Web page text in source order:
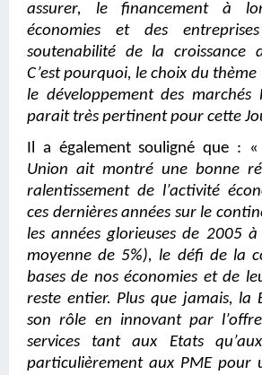
assurer, le financement à
économies et des
soutenabilité de la croissance
C’est pourquoi, le choix du thème
le développement des marchés
parait très pertinent pour cette
Il a également souligné que :
Union ait montré une bonne
ralentissement de l’activité
ces dernières années sur le
les années glorieuses de 2005
moyenne de 5%), le défi de la
bases de nos économies et de
reste entier. Plus que jamais, la
son rôle en innovant par
services tant aux Etats
particulièrement aux PME pour